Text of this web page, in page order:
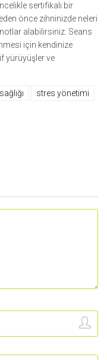
sertifikalı bir
önce zihninizde neleri
alabilirsiniz. Seans
için kendinize
yürüyüşler ve
stres yönetimi